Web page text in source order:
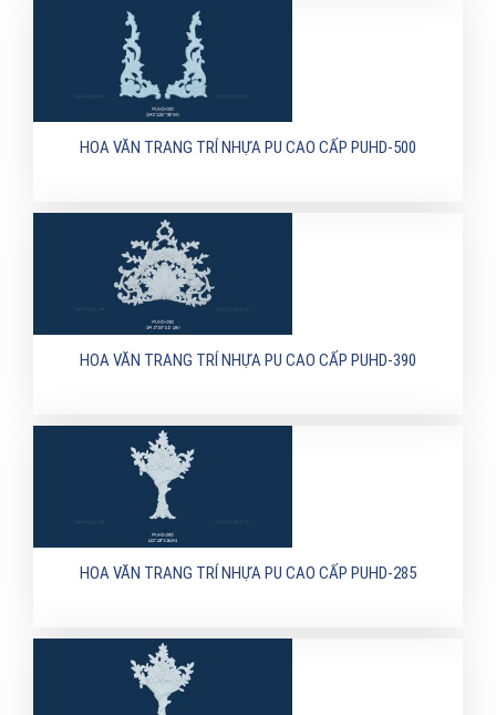
HOA VĂN TRANG TRÍ NHỰA PU CAO CẤP PUHD-500
HOA VĂN TRANG TRÍ NHỰA PU CAO CẤP PUHD-390
HOA VĂN TRANG TRÍ NHỰA PU CAO CẤP PUHD-285